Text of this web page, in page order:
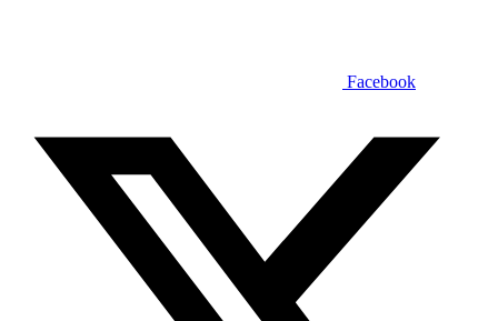
Facebook